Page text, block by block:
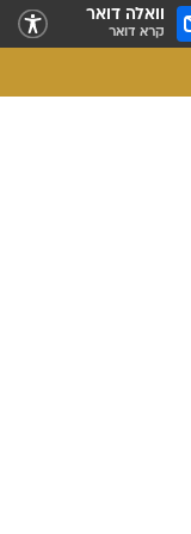
וואלה דואר
קרא דואר